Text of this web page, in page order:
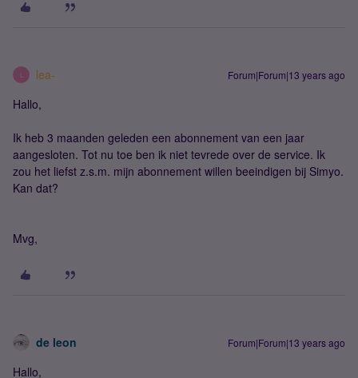
lea- Forum|Forum|13 years ago
Hallo,
Ik heb 3 maanden geleden een abonnement van een jaar
aangesloten. Tot nu toe ben ik niet tevrede over de service. Ik
zou het liefst z.s.m. mijn abonnement willen beeindigen bij Simyo.
Kan dat?
Mvg,
de leon Forum|Forum|13 years ago
Hallo,